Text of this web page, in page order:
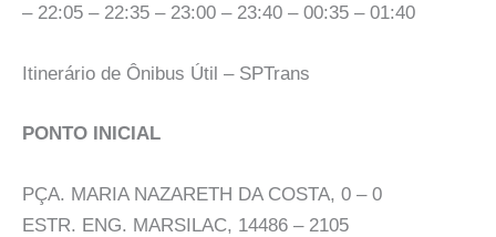
– 22:05 – 22:35 – 23:00 – 23:40 – 00:35 – 01:40
Itinerário de Ônibus Útil – SPTrans
PONTO INICIAL
PÇA. MARIA NAZARETH DA COSTA, 0 – 0
ESTR. ENG. MARSILAC, 14486 – 2105